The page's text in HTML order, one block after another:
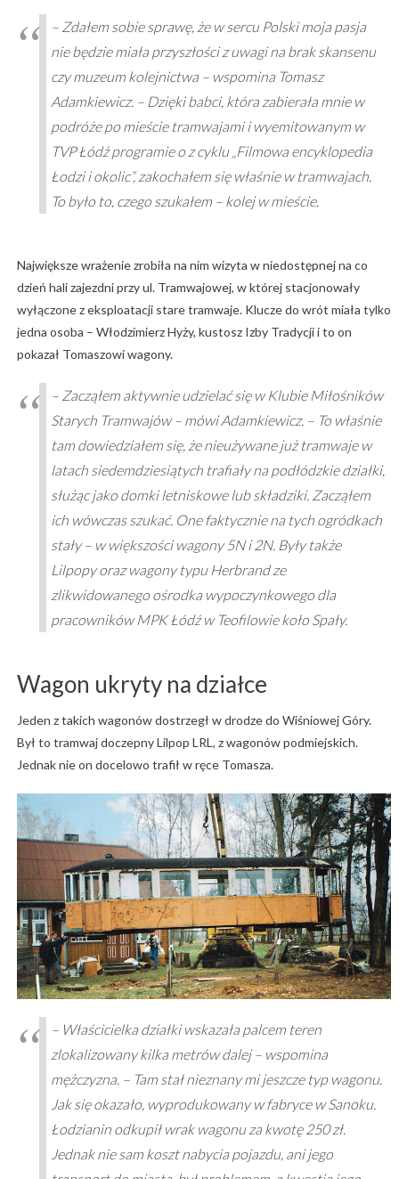
– Zdałem sobie sprawę, że w sercu Polski moja pasja
nie będzie miała przyszłości z uwagi na brak skansenu
czy muzeum kolejnictwa – wspomina Tomasz
Adamkiewicz. – Dzięki babci, która zabierała mnie w
podróże po mieście tramwajami i wyemitowanym w
TVP Łódź programie o z cyklu „Filmowa encyklopedia
Łodzi i okolic”, zakochałem się właśnie w tramwajach.
To było to, czego szukałem – kolej w mieście.
Największe wrażenie zrobiła na nim wizyta w niedostępnej na co
dzień hali zajezdni przy ul. Tramwajowej, w której stacjonowały
wyłączone z eksploatacji stare tramwaje. Klucze do wrót miała tylko
jedna osoba – Włodzimierz Hyży, kustosz Izby Tradycji i to on
pokazał Tomaszowi wagony.
– Zacząłem aktywnie udzielać się w Klubie Miłośników
Starych Tramwajów – mówi Adamkiewicz. – To właśnie
tam dowiedziałem się, że nieużywane już tramwaje w
latach siedemdziesiątych trafiały na podłódzkie działki,
służąc jako domki letniskowe lub składziki. Zacząłem
ich wówczas szukać. One faktycznie na tych ogródkach
stały – w większości wagony 5N i 2N. Były także
Lilpopy oraz wagony typu Herbrand ze
zlikwidowanego ośrodka wypoczynkowego dla
pracowników MPK Łódź w Teofilowie koło Spały.
Wagon ukryty na działce
Jeden z takich wagonów dostrzegł w drodze do Wiśniowej Góry.
Był to tramwaj doczepny Lilpop LRL, z wagonów podmiejskich.
Jednak nie on docelowo trafił w ręce Tomasza.
– Właścicielka działki wskazała palcem teren
zlokalizowany kilka metrów dalej –wspomina
mężczyzna. – Tam stał nieznany mi jeszcze typ wagonu.
Jak się okazało, wyprodukowany w fabryce w Sanoku.
Łodzianin odkupił wrak wagonu za kwotę 250 zł.
Jednak nie sam koszt nabycia pojazdu, ani jego